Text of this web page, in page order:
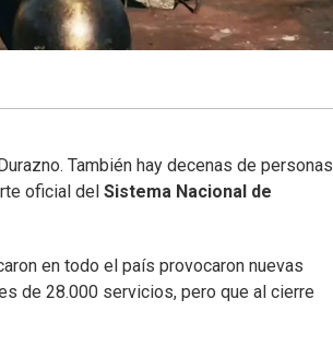
También hay decenas de personas
oficial del Sistema Nacional de
en todo el país provocaron nuevas
de 28.000 servicios, pero que al cierre